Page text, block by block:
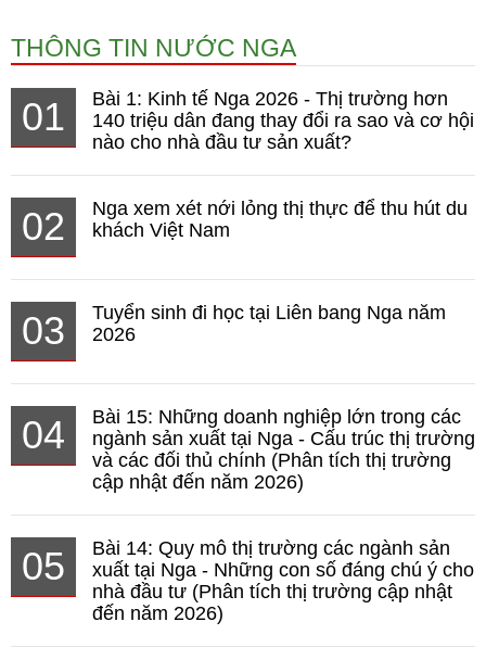
THÔNG TIN NƯỚC NGA
01
Bài 1: Kinh tế Nga 2026 - Thị trường hơn
140 triệu dân đang thay đổi ra sao và cơ hội
nào cho nhà đầu tư sản xuất?
02
Nga xem xét nới lỏng thị thực để thu hút du
khách Việt Nam
03
Tuyển sinh đi học tại Liên bang Nga năm
2026
04
Bài 15: Những doanh nghiệp lớn trong các
ngành sản xuất tại Nga - Cấu trúc thị trường
và các đối thủ chính (Phân tích thị trường
cập nhật đến năm 2026)
05
Bài 14: Quy mô thị trường các ngành sản
xuất tại Nga - Những con số đáng chú ý cho
nhà đầu tư (Phân tích thị trường cập nhật
đến năm 2026)